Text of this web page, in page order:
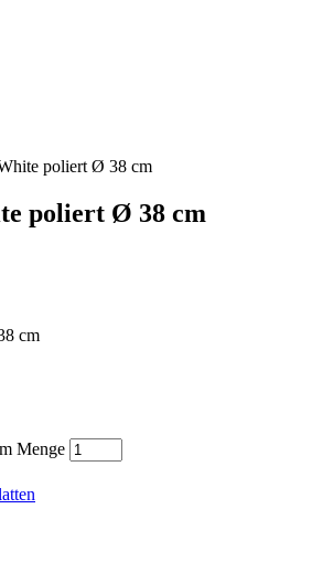
poliert Ø 38 cm
poliert Ø 38 cm
cm
Menge